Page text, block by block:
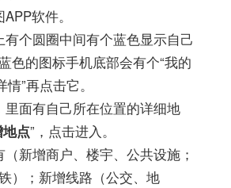
软件。
个圆圈中间有个蓝色显示自己
色的图标手机底部会有个“我的
”再点击它。
面有自己所在位置的详细地
点”，点击进入。
新增商户、楼宇、公共设施；
）；新增线路（公交、地